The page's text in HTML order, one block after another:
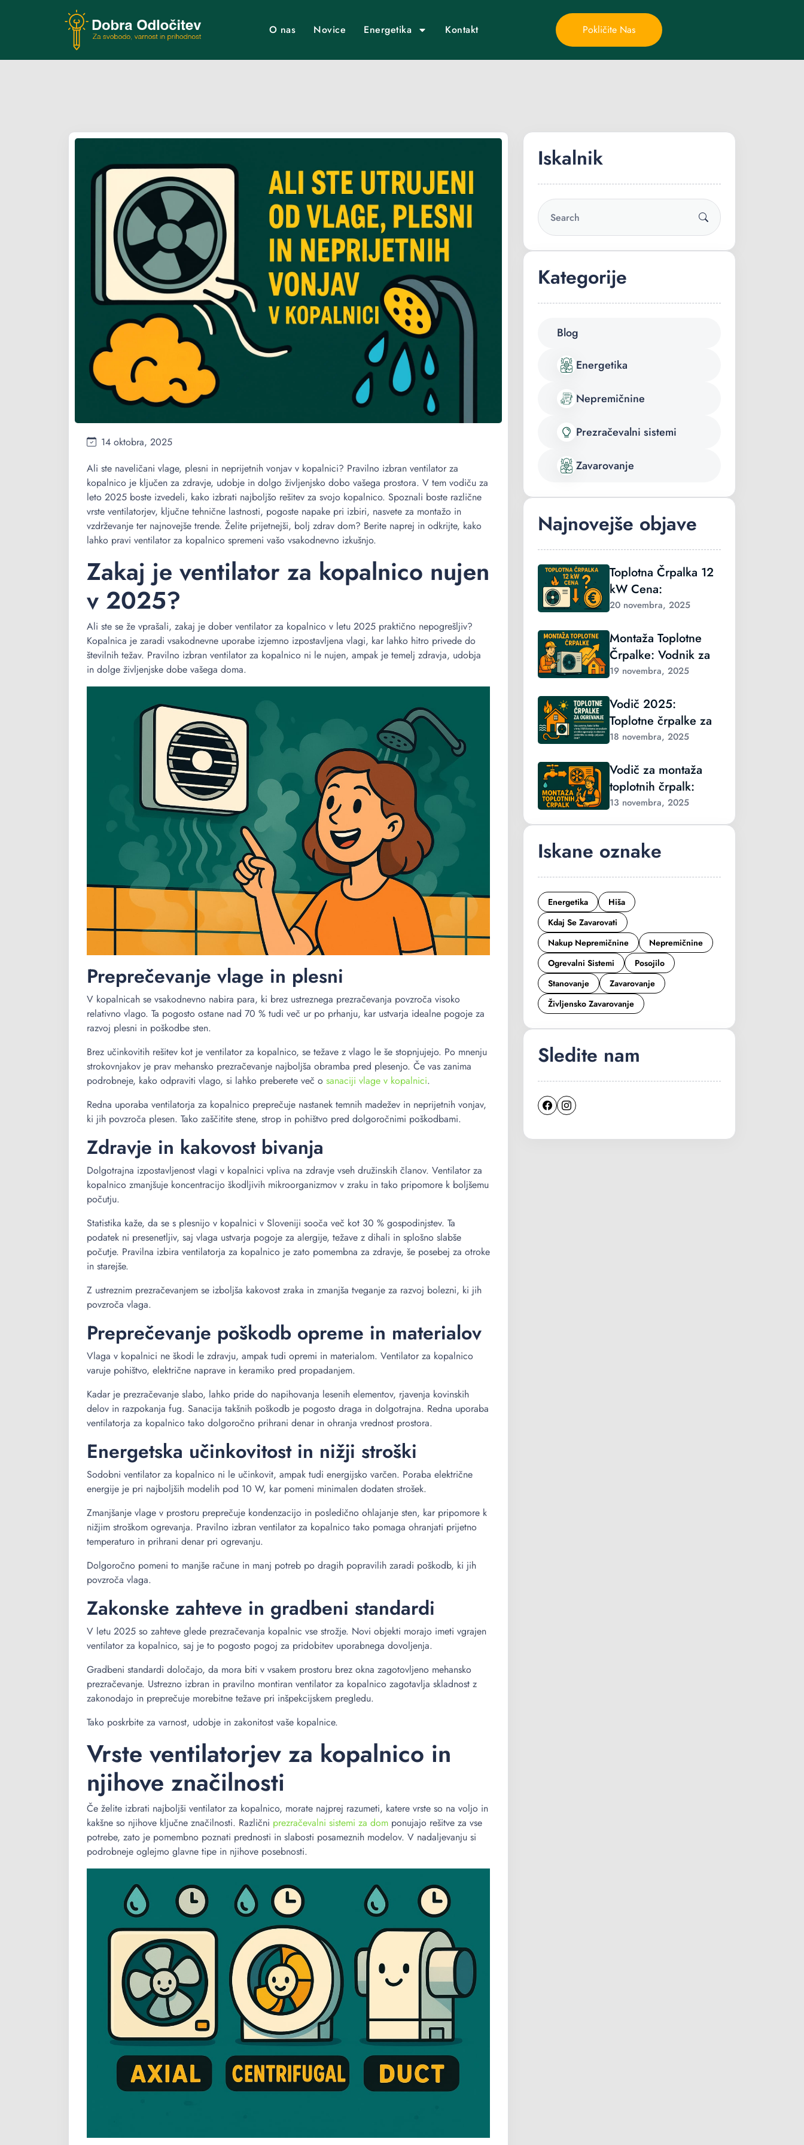
O nas Novice Energetika Kontakt Pokličite Nas
14 oktobra, 2025
Ali ste naveličani vlage, plesni in neprijetnih vonjav v kopalnici? Pravilno izbran ventilator za
kopalnico je ključen za zdravje, udobje in dolgo življenjsko dobo vašega prostora. V tem vodiču za
leto 2025 boste izvedeli, kako izbrati najboljšo rešitev za svojo kopalnico. Spoznali boste različne
vrste ventilatorjev, ključne tehnične lastnosti, pogoste napake pri izbiri, nasvete za montažo in
vzdrževanje ter najnovejše trende. Želite prijetnejši, bolj zdrav dom? Berite naprej in odkrijte, kako
lahko pravi ventilator za kopalnico spremeni vašo vsakodnevno izkušnjo.
Zakaj je ventilator za kopalnico nujen
v 2025?
Ali ste se že vprašali, zakaj je dober ventilator za kopalnico v letu 2025 praktično nepogrešljiv?
Kopalnica je zaradi vsakodnevne uporabe izjemno izpostavljena vlagi, kar lahko hitro privede do
številnih težav. Pravilno izbran ventilator za kopalnico ni le nujen, ampak je temelj zdravja, udobja
in dolge življenjske dobe vašega doma.
Preprečevanje vlage in plesni
V kopalnicah se vsakodnevno nabira para, ki brez ustreznega prezračevanja povzroča visoko
relativno vlago. Ta pogosto ostane nad 70 % tudi več ur po prhanju, kar ustvarja idealne pogoje za
razvoj plesni in poškodbe sten.
Brez učinkovitih rešitev kot je ventilator za kopalnico, se težave z vlago le še stopnjujejo. Po mnenju
strokovnjakov je prav mehansko prezračevanje najboljša obramba pred plesenjo. Če vas zanima
podrobneje, kako odpraviti vlago, si lahko preberete več o sanaciji vlage v kopalnici.
Redna uporaba ventilatorja za kopalnico preprečuje nastanek temnih madežev in neprijetnih vonjav,
ki jih povzroča plesen. Tako zaščitite stene, strop in pohištvo pred dolgoročnimi poškodbami.
Zdravje in kakovost bivanja
Dolgotrajna izpostavljenost vlagi v kopalnici vpliva na zdravje vseh družinskih članov. Ventilator za
kopalnico zmanjšuje koncentracijo škodljivih mikroorganizmov v zraku in tako pripomore k boljšemu
počutju.
Statistika kaže, da se s plesnijo v kopalnici v Sloveniji sooča več kot 30 % gospodinjstev. Ta
podatek ni presenetljiv, saj vlaga ustvarja pogoje za alergije, težave z dihali in splošno slabše
počutje. Pravilna izbira ventilatorja za kopalnico je zato pomembna za zdravje, še posebej za otroke
in starejše.
Z ustreznim prezračevanjem se izboljša kakovost zraka in zmanjša tveganje za razvoj bolezni, ki jih
povzroča vlaga.
Preprečevanje poškodb opreme in materialov
Vlaga v kopalnici ne škodi le zdravju, ampak tudi opremi in materialom. Ventilator za kopalnico
varuje pohištvo, električne naprave in keramiko pred propadanjem.
Kadar je prezračevanje slabo, lahko pride do napihovanja lesenih elementov, rjavenja kovinskih
delov in razpokanja fug. Sanacija takšnih poškodb je pogosto draga in dolgotrajna. Redna uporaba
ventilatorja za kopalnico tako dolgoročno prihrani denar in ohranja vrednost prostora.
Energetska učinkovitost in nižji stroški
Sodobni ventilator za kopalnico ni le učinkovit, ampak tudi energijsko varčen. Poraba električne
energije je pri najboljših modelih pod 10 W, kar pomeni minimalen dodaten strošek.
Zmanjšanje vlage v prostoru preprečuje kondenzacijo in posledično ohlajanje sten, kar pripomore k
nižjim stroškom ogrevanja. Pravilno izbran ventilator za kopalnico tako pomaga ohranjati prijetno
temperaturo in prihrani denar pri ogrevanju.
Dolgoročno pomeni to manjše račune in manj potreb po dragih popravilih zaradi poškodb, ki jih
povzroča vlaga.
Zakonske zahteve in gradbeni standardi
V letu 2025 so zahteve glede prezračevanja kopalnic vse strožje. Novi objekti morajo imeti vgrajen
ventilator za kopalnico, saj je to pogosto pogoj za pridobitev uporabnega dovoljenja.
Gradbeni standardi določajo, da mora biti v vsakem prostoru brez okna zagotovljeno mehansko
prezračevanje. Ustrezno izbran in pravilno montiran ventilator za kopalnico zagotavlja skladnost z
zakonodajo in preprečuje morebitne težave pri inšpekcijskem pregledu.
Tako poskrbite za varnost, udobje in zakonitost vaše kopalnice.
Vrste ventilatorjev za kopalnico in
njihove značilnosti
Če želite izbrati najboljši ventilator za kopalnico, morate najprej razumeti, katere vrste so na voljo in
kakšne so njihove ključne značilnosti. Različni prezračevalni sistemi za dom ponujajo rešitve za vse
potrebe, zato je pomembno poznati prednosti in slabosti posameznih modelov. V nadaljevanju si
podrobneje oglejmo glavne tipe in njihove posebnosti.
Iskalnik
Kategorije
Blog
Energetika
Nepremičnine
Prezračevalni sistemi
Zavarovanje
Najnovejše objave
Toplotna Črpalka 12
kW Cena:
20 novembra, 2025
Montaža Toplotne
Črpalke: Vodnik za
19 novembra, 2025
Vodič 2025:
Toplotne črpalke za
18 novembra, 2025
Vodič za montaža
toplotnih črpalk:
13 novembra, 2025
Iskane oznake
Energetika
Hiša
Kdaj Se Zavarovati
Nakup Nepremičnine
Nepremičnine
Ogrevalni Sistemi
Posojilo
Stanovanje
Zavarovanje
Življensko Zavarovanje
Sledite nam